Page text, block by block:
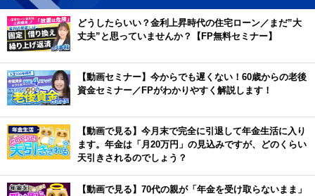
どうしたらいい？金利上昇時代の住宅ローン／まだ”大
丈夫”と思っていませんか？【FP無料セミナー】
【動画セミナー】今からでも遅くない！60歳からの老後
資金セミナー／FPがわかりやすく解説します！
【動画で見る】今月末で完全に引退して年金生活に入り
ます。年金は「月20万円」の見込みですが、どのくらい
天引きされるのでしょう？
【動画で見る】70代の親が「年金を受け取らないまま」